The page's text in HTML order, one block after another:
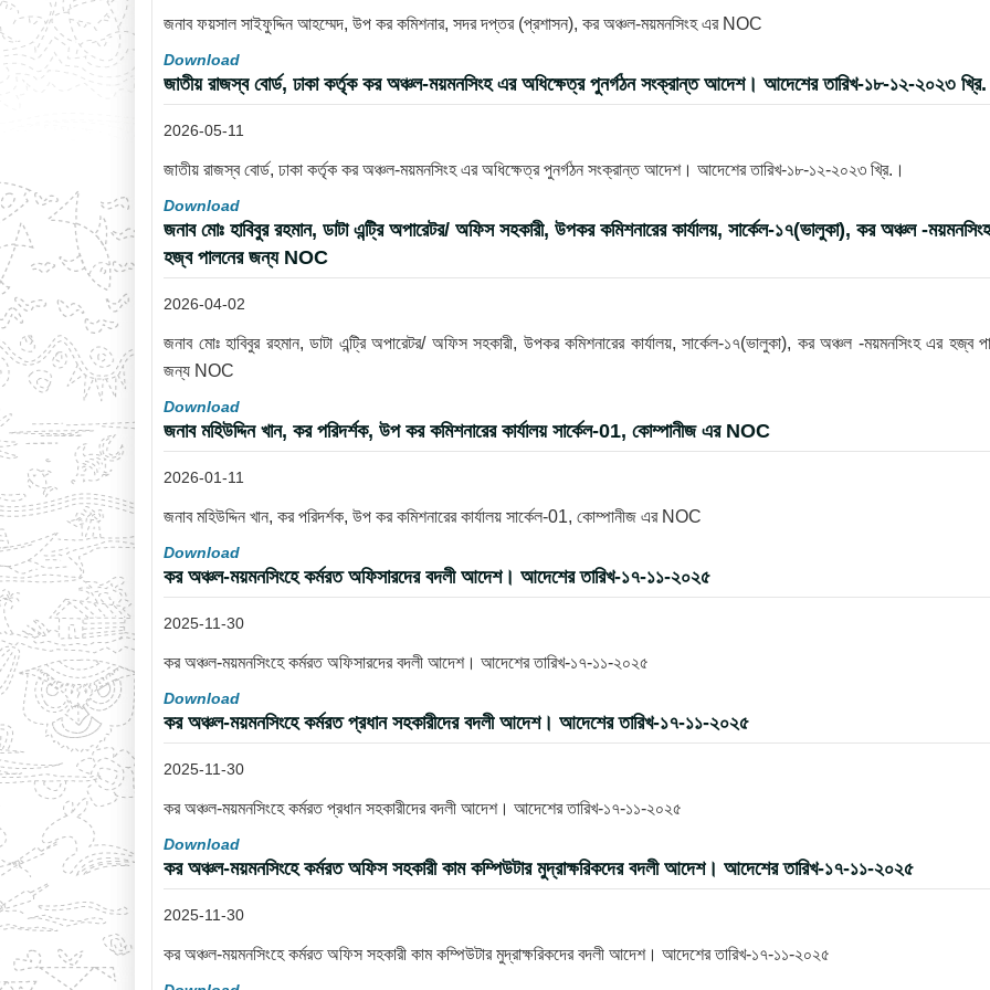
জনাব ফয়সাল সাইফুদ্দিন আহম্মেদ, উপ কর কমিশনার, সদর দপ্তর (প্রশাসন), কর অঞ্চল-ময়মনসিংহ এর NOC
Download
জাতীয় রাজস্ব বোর্ড, ঢাকা কর্তৃক কর অঞ্চল-ময়মনসিংহ এর অধিক্ষেত্র পুনর্গঠন সংক্রান্ত আদেশ। আদেশের তারিখ-১৮-১২-২০২৩
2026-05-11
জাতীয় রাজস্ব বোর্ড, ঢাকা কর্তৃক কর অঞ্চল-ময়মনসিংহ এর অধিক্ষেত্র পুনর্গঠন সংক্রান্ত আদেশ। আদেশের তারিখ-১৮-১২-২০২৩ খ্রি.।
Download
জনাব মোঃ হাবিবুর রহমান, ডাটা এন্ট্রি অপারেটর/ অফিস সহকারী, উপকর কমিশনারের কার্যালয়, সার্কেল-১৭(ভালুকা), কর অঞ্চল -
হজ্ব পালনের জন্য NOC
2026-04-02
জনাব মোঃ হাবিবুর রহমান, ডাটা এন্ট্রি অপারেটর/ অফিস সহকারী, উপকর কমিশনারের কার্যালয়, সার্কেল-১৭(ভালুকা), কর অঞ্চল -ময়মনসিংহ এর হজ্ব
জন্য NOC
Download
জনাব মহিউদ্দিন খান, কর পরিদর্শক, উপ কর কমিশনারের কার্যালয় সার্কেল-01, কোম্পানীজ এর NOC
2026-01-11
জনাব মহিউদ্দিন খান, কর পরিদর্শক, উপ কর কমিশনারের কার্যালয় সার্কেল-01, কোম্পানীজ এর NOC
Download
কর অঞ্চল-ময়মনসিংহে কর্মরত অফিসারদের বদলী আদেশ। আদেশের তারিখ-১৭-১১-২০২৫
2025-11-30
কর অঞ্চল-ময়মনসিংহে কর্মরত অফিসারদের বদলী আদেশ। আদেশের তারিখ-১৭-১১-২০২৫
Download
কর অঞ্চল-ময়মনসিংহে কর্মরত প্রধান সহকারীদের বদলী আদেশ। আদেশের তারিখ-১৭-১১-২০২৫
2025-11-30
কর অঞ্চল-ময়মনসিংহে কর্মরত প্রধান সহকারীদের বদলী আদেশ। আদেশের তারিখ-১৭-১১-২০২৫
Download
কর অঞ্চল-ময়মনসিংহে কর্মরত অফিস সহকারী কাম কম্পিউটার মুদ্রাক্ষরিকদের বদলী আদেশ। আদেশের তারিখ-১৭-১১-২০২৫
2025-11-30
কর অঞ্চল-ময়মনসিংহে কর্মরত অফিস সহকারী কাম কম্পিউটার মুদ্রাক্ষরিকদের বদলী আদেশ। আদেশের তারিখ-১৭-১১-২০২৫